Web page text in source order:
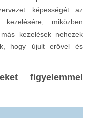
figyelemmel